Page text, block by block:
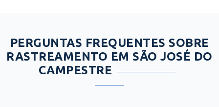
PERGUNTAS FREQUENTES SOBRE
RASTREAMENTO EM SÃO JOSÉ DO
CAMPESTRE